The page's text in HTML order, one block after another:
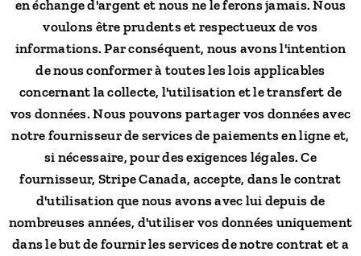
en échange d'argent et nous ne le ferons jamais. Nous
voulons être prudents et respectueux de vos
informations. Par conséquent, nous avons l'intention
de nous conformer à toutes les lois applicables
concernant la collecte, l'utilisation et le transfert de
vos données. Nous pouvons partager vos données avec
notre fournisseur de services de paiements en ligne et,
si nécessaire, pour des exigences légales. Ce
fournisseur, Stripe Canada, accepte, dans le contrat
d'utilisation que nous avons avec lui depuis de
nombreuses années, d'utiliser vos données uniquement
dans le but de fournir les services de notre contrat et a